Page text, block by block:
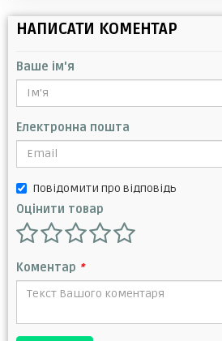
НАПИСАТИ КОМЕНТАР
Ваше ім'я
Електронна пошта
Повідомити про відповідь
Оцінити товар
Коментар *